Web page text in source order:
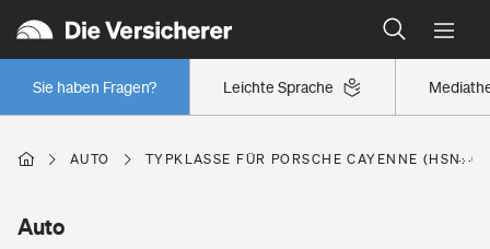
Leichte Sprache
Sie haben Fragen?
Wer versichert was: Jetzt Versicherer finden
Regionalklassen: So ist Ihre Region eingestuft
Wer versichert was: Jetzt Versicherer finden
AUTO TYPKLASSE FÜR PORSCHE CAYENNE (HSN:
Auto